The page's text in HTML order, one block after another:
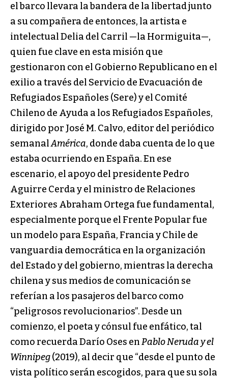
el barco llevara la bandera de la libertad junto
a su compañera de entonces, la artista e
intelectual Delia del Carril —la Hormiguita—,
quien fue clave en esta misión que
gestionaron con el Gobierno Republicano en el
exilio a través del Servicio de Evacuación de
Refugiados Españoles (Sere) y el Comité
Chileno de Ayuda a los Refugiados Españoles,
dirigido por José M. Calvo, editor del periódico
semanalAmérica, donde daba cuenta de lo que
estaba ocurriendo en España. En ese
escenario, el apoyo del presidente Pedro
Aguirre Cerda y el ministro de Relaciones
Exteriores Abraham Ortega fue fundamental,
especialmente porque el Frente Popular fue
un modelo para España, Francia y Chile de
vanguardia democrática en la organización
del Estado y del gobierno, mientras la derecha
chilena y sus medios de comunicación se
referían a los pasajeros del barco como
“peligrosos revolucionarios”. Desde un
comienzo, el poeta y cónsul fue enfático, tal
como recuerda Darío Oses enPablo Neruda y el
Winnipeg(2019), al decir que “desde el punto de
vista político serán escogidos, para que su sola